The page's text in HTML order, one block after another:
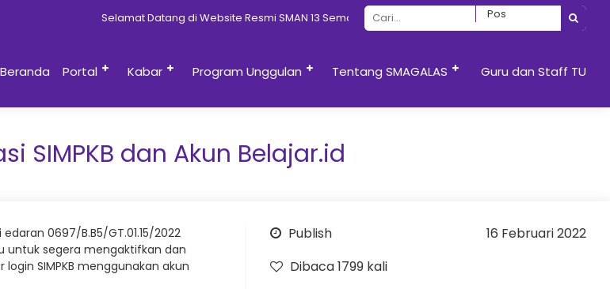
Selamat Datang di Website Resmi SMAN 13 Semarang
Beranda Portal Kabar Program Unggulan Tentang SMAGALAS Guru dan Staff TU
SIMPKB dan Akun Belajar.id
0697/B.B5/GT.01.15/2022
untuk segera mengaktifkan dan
SIMPKB menggunakan akun
Publish
16 Februari 2022
Dibaca 1799 kali